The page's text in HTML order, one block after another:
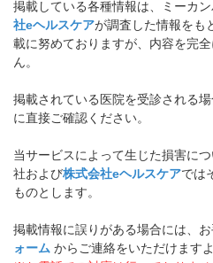
掲載している各種情報は、ミーカ
社eヘルスケアが調査した情報をも
載に努めておりますが、内容を完
ん。
掲載されている医院を受診される
に直接ご確認ください。
当サービスによって生じた損害に
社および株式会社eヘルスケアでは
ものとします。
掲載情報に誤りがある場合には、お
ォーム からご連絡をいただけます